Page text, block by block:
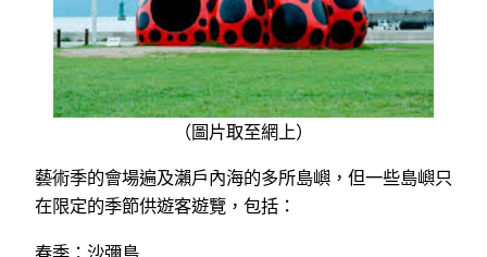
（圖片取至網上）
藝術季的會場遍及瀨戶內海的多所島嶼，但一些島嶼只
在限定的季節供遊客遊覽，包括：
春季：沙彌島